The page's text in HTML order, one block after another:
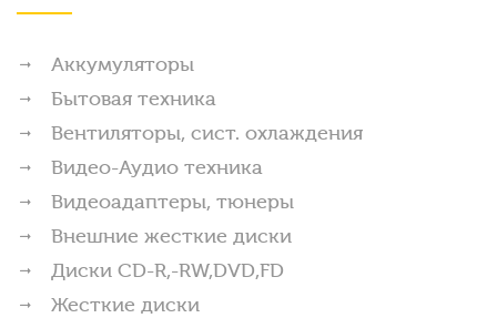
Аккумуляторы
Бытовая техника
Вентиляторы, сист. охлаждения
Видео-Аудио техника
Видеоадаптеры, тюнеры
Внешние жесткие диски
Диски CD-R,-RW,DVD,FD
Жесткие диски